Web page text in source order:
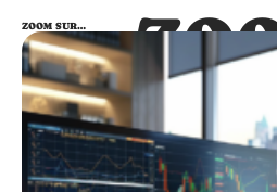
ZOOM SUR…